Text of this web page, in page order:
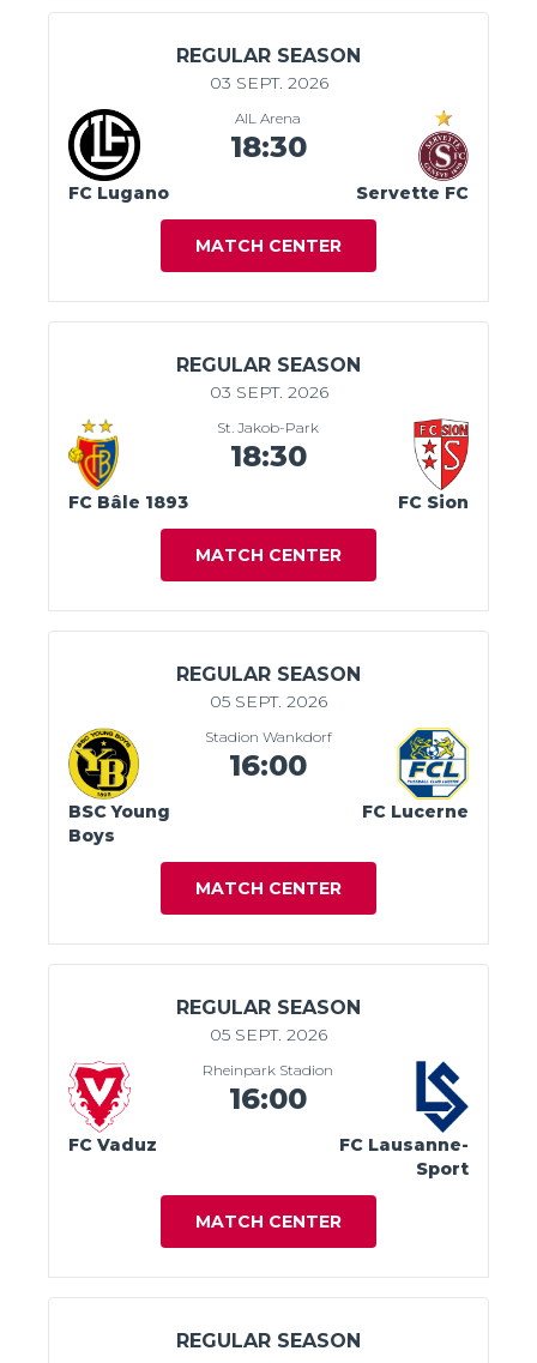
REGULAR SEASON
03 SEPT. 2026
FC Lugano
AIL Arena
18:30
Servette FC
MATCH CENTER
REGULAR SEASON
03 SEPT. 2026
FC Bâle 1893
St. Jakob-Park
18:30
FC Sion
MATCH CENTER
REGULAR SEASON
05 SEPT. 2026
BSC Young
Boys
Stadion Wankdorf
16:00
FC Lucerne
MATCH CENTER
REGULAR SEASON
05 SEPT. 2026
FC Vaduz
Rheinpark Stadion
16:00
FC Lausanne-
Sport
MATCH CENTER
REGULAR SEASON